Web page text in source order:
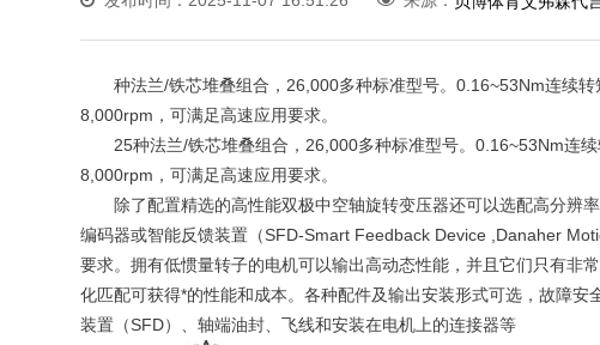
种法兰/铁芯堆叠组合，26,000多种标准型号。0.16~53Nm连续转
8,000rpm，可满足高速应用要求。
25种法兰/铁芯堆叠组合，26,000多种标准型号。0.16~53Nm连续
8,000rpm，可满足高速应用要求。
除了配置精选的高性能双极中空轴旋转变压器还可以选配高分辨
编码器或智能反馈装置（SFD-Smart Feedback Device ,Danaher
要求。拥有低惯量转子的电机可以输出高动态性能，并且它们只有非
化匹配可获得*的性能和成本。各种配件及输出安装形式可选，故障
装置（SFD）、轴端油封、飞线和安装在电机上的连接器等